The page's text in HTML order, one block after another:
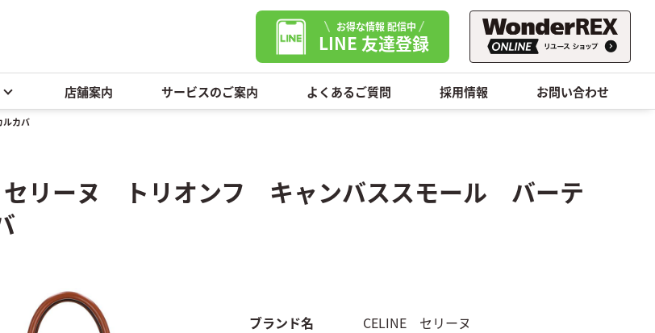
お得な情報 配信中
LINE 友達登録
店舗案内 サービスのご案内 よくあるご質問 採用情報 お問い合わせ
カバ
リーヌ トリオンフ キャンバススモール バーテ
ブランド名 CELINE セリーヌ